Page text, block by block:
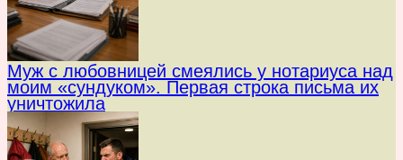
Муж с любовницей смеялись у нотариуса над
моим «сундуком». Первая строка письма их
уничтожила